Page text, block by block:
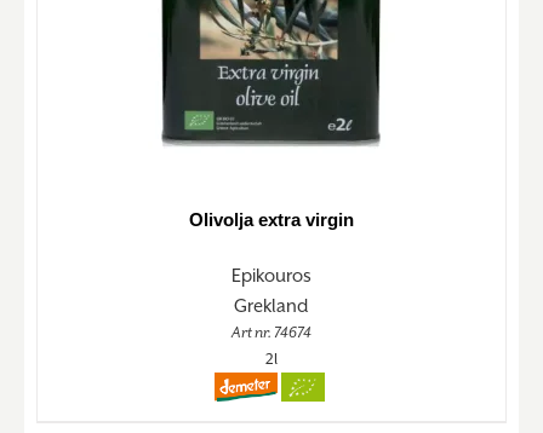
Olivolja extra virgin
Epikouros
Grekland
Art nr. 74674
2l